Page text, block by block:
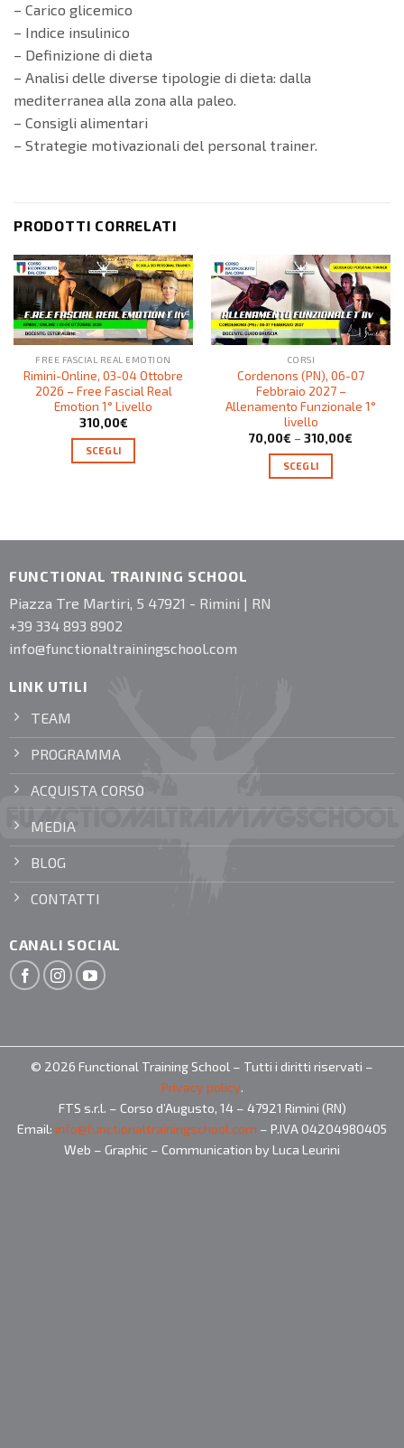
– Carico glicemico
– Indice insulinico
– Definizione di dieta
– Analisi delle diverse tipologie di dieta: dalla
mediterranea alla zona alla paleo.
– Consigli alimentari
– Strategie motivazionali del personal trainer.
PRODOTTI CORRELATI
FREE FASCIAL REAL EMOTION
Rimini-Online, 03-04 Ottobre
2026 – Free Fascial Real
Emotion 1° Livello
310,00€
SCEGLI
CORSI
Cordenons (PN), 06-07
Febbraio 2027 –
Allenamento Funzionale 1°
livello
70,00€ – 310,00€
SCEGLI
FUNCTIONAL TRAINING SCHOOL
Piazza Tre Martiri, 5 47921 - Rimini | RN
+39 334 893 8902
info@functionaltrainingschool.com
LINK UTILI
TEAM
PROGRAMMA
ACQUISTA CORSO
MEDIA
BLOG
CONTATTI
CANALI SOCIAL
© 2026 Functional Training School – Tutti i diritti riservati –
Privacy policy.
FTS s.r.l. – Corso d’Augusto, 14 – 47921 Rimini (RN)
Email: info@functionaltrainingschool.com – P.IVA 04204980405
Web – Graphic – Communication by Luca Leurini